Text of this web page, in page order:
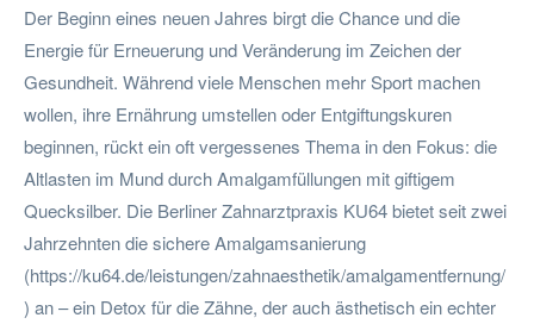
Der Beginn eines neuen Jahres birgt die Chance und die
Energie für Erneuerung und Veränderung im Zeichen der
Gesundheit. Während viele Menschen mehr Sport machen
wollen, ihre Ernährung umstellen oder Entgiftungskuren
beginnen, rückt ein oft vergessenes Thema in den Fokus: die
Altlasten im Mund durch Amalgamfüllungen mit giftigem
Quecksilber. Die Berliner Zahnarztpraxis KU64 bietet seit zwei
Jahrzehnten die sichere Amalgamsanierung
(https://ku64.de/leistungen/zahnaesthetik/amalgamentfernung/
) an – ein Detox für die Zähne, der auch ästhetisch ein echter